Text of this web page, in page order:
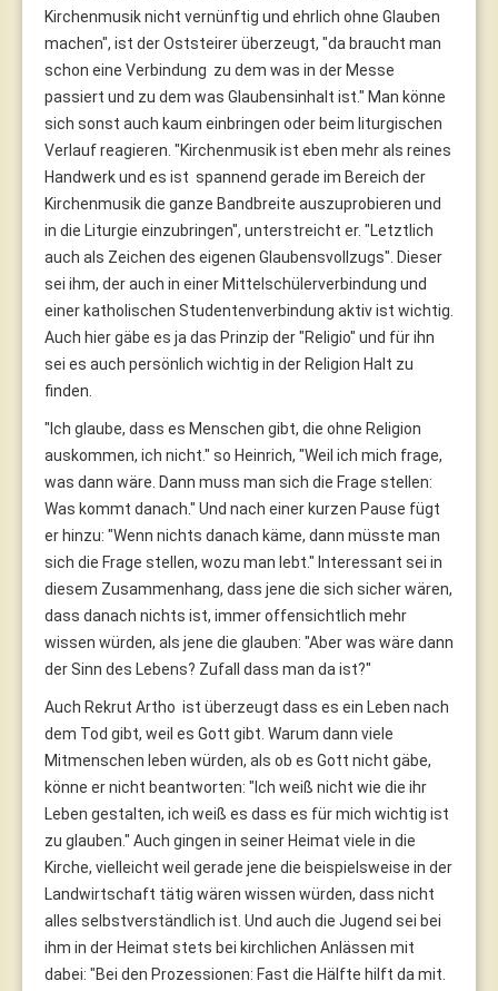
Kirchenmusik nicht vernünftig und ehrlich ohne Glauben
machen", ist der Oststeirer überzeugt, "da braucht man
schon eine Verbindung zu dem was in der Messe
passiert und zu dem was Glaubensinhalt ist." Man könne
sich sonst auch kaum einbringen oder beim liturgischen
Verlauf reagieren. "Kirchenmusik ist eben mehr als reines
Handwerk und es ist spannend gerade im Bereich der
Kirchenmusik die ganze Bandbreite auszuprobieren und
in die Liturgie einzubringen", unterstreicht er. "Letztlich
auch als Zeichen des eigenen Glaubensvollzugs". Dieser
sei ihm, der auch in einer Mittelschülerverbindung und
einer katholischen Studentenverbindung aktiv ist wichtig.
Auch hier gäbe es ja das Prinzip der "Religio" und für ihn
sei es auch persönlich wichtig in der Religion Halt zu
finden.
"Ich glaube, dass es Menschen gibt, die ohne Religion
auskommen, ich nicht." so Heinrich, "Weil ich mich frage,
was dann wäre. Dann muss man sich die Frage stellen:
Was kommt danach." Und nach einer kurzen Pause fügt
er hinzu: "Wenn nichts danach käme, dann müsste man
sich die Frage stellen, wozu man lebt." Interessant sei in
diesem Zusammenhang, dass jene die sich sicher wären,
dass danach nichts ist, immer offensichtlich mehr
wissen würden, als jene die glauben: "Aber was wäre dann
der Sinn des Lebens? Zufall dass man da ist?"
Auch Rekrut Artho ist überzeugt dass es ein Leben nach
dem Tod gibt, weil es Gott gibt. Warum dann viele
Mitmenschen leben würden, als ob es Gott nicht gäbe,
könne er nicht beantworten: "Ich weiß nicht wie die ihr
Leben gestalten, ich weiß es dass es für mich wichtig ist
zu glauben." Auch gingen in seiner Heimat viele in die
Kirche, vielleicht weil gerade jene die beispielsweise in der
Landwirtschaft tätig wären wissen würden, dass nicht
alles selbstverständlich ist. Und auch die Jugend sei bei
ihm in der Heimat stets bei kirchlichen Anlässen mit
dabei: "Bei den Prozessionen: Fast die Hälfte hilft da mit.